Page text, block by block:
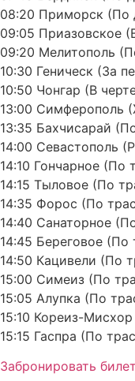
08:20 Приморск (По
09:05 Приазовское
09:20 Мелитополь
10:30 Геническ (За
10:50 Чонгар (В
13:00 Симферополь
13:35 Бахчисарай
14:00 Севастополь
14:10 Гончарное (По
14:15 Тыловое (По
14:35 Форос (По
14:40 Санаторное
14:45 Береговое (По
14:50 Кацивели (По
15:00 Симеиз (По
15:05 Алупка (По
15:10 Кореиз-
15:15 Гаспра (По
Забронировать билет